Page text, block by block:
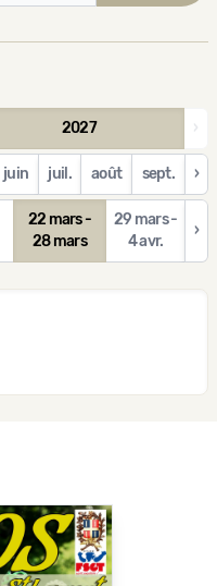
2027 ›
juin juil. août sept. ›
22 mars -
28 mars
29 mars -
4 avr.
›